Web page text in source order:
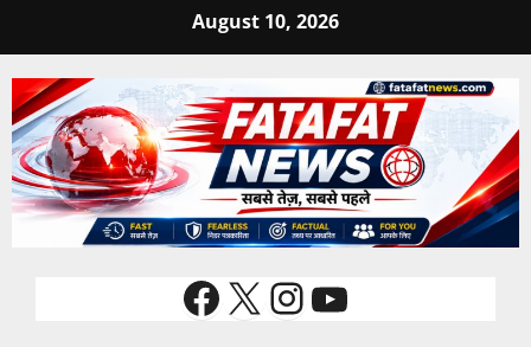
content
August 10, 2026
Facebook
X Instagram
YouTube